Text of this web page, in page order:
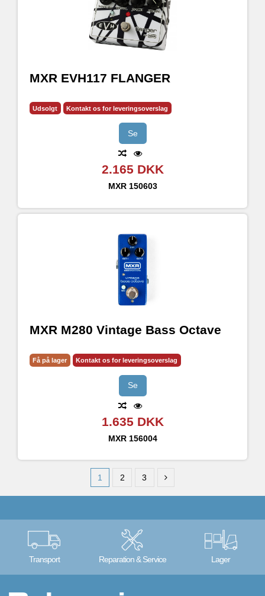
MXR EVH117 FLANGER
Udsolgt Kontakt os for leveringsoverslag
Se
2.165 DKK
MXR 150603
MXR M280 Vintage Bass Octave
Få på lager Kontakt os for leveringsoverslag
Se
1.635 DKK
MXR 156004
1 2 3
Transport Reparation & Service Lager